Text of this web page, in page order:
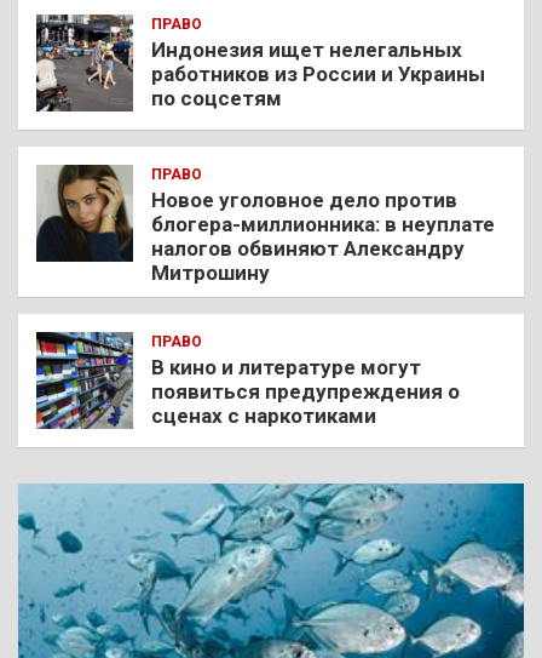
ПРАВО
Индонезия ищет нелегальных
работников из России и Украины
по соцсетям
ПРАВО
Новое уголовное дело против
блогера-миллионника: в неуплате
налогов обвиняют Александру
Митрошину
ПРАВО
В кино и литературе могут
появиться предупреждения о
сценах с наркотиками